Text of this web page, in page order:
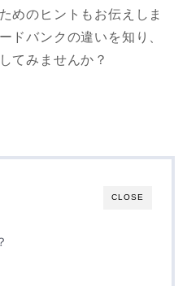
めのヒントもお伝えしま
ドバンクの違いを知り、
てみませんか？
CLOSE